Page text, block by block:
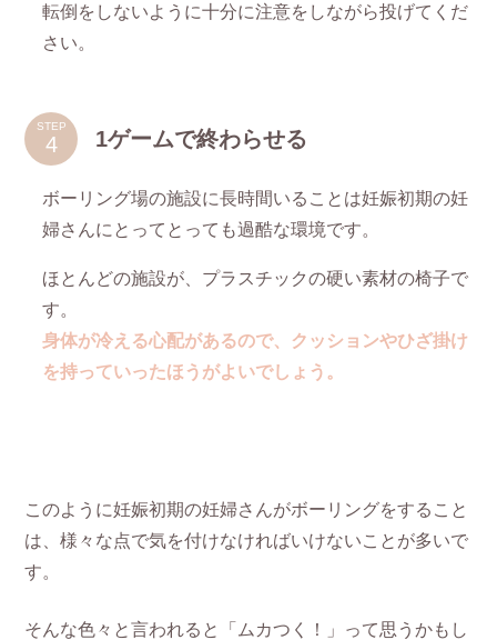
転倒をしないように十分に注意をしながら投げてくだ
さい。
STEP 1ゲームで終わらせる
ボーリング場の施設に長時間いることは妊娠初期の妊
婦さんにとってとっても過酷な環境です。
ほとんどの施設が、プラスチックの硬い素材の椅子で
す。
身体が冷える心配があるので、クッションやひざ掛け
を持っていったほうがよいでしょう。
このように妊娠初期の妊婦さんがボーリングをすること
は、様々な点で気を付けなければいけないことが多いで
す。
そんな色々と言われると「ムカつく！」って思うかもし